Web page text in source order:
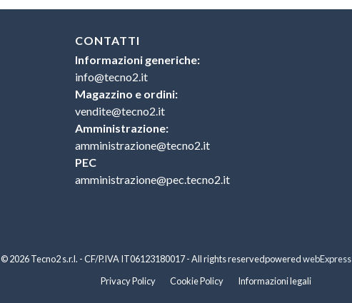
CONTATTI
Informazioni generiche:
info@tecno2.it
Magazzino e ordini:
vendite@tecno2.it
Amministrazione:
amministrazione@tecno2.it
PEC
amministrazione@pec.tecno2.it
Privacy Policy Cookie Policy Informazioni legali
© 2026 Tecno2 s.r.l. - CF/P.IVA IT06123180017 - All rights reservedpoweredwebExpress